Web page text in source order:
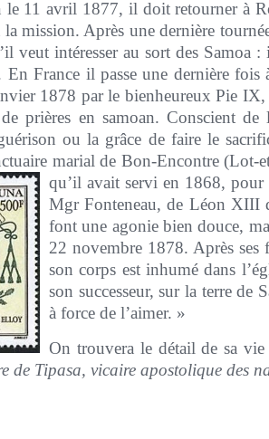
11 avril 1877, il doit retourner à
mission. Après une dernière
veut intéresser au sort des
En France il passe une dernière
1878 par le bienheureux Pie
prières en samoan. Conscient
ou la grâce de faire le
marial de Bon-Encontre (Lot-
qu’il avait servi en 1868,
Mgr Fonteneau, de Léon XIII
font une agonie bien douce,
22 novembre 1878. Après ses
son corps est inhumé dans
son successeur, sur la terre de
à force de l’aimer. »
On trouvera le détail de sa
de Tipasa, vicaire apostolique des